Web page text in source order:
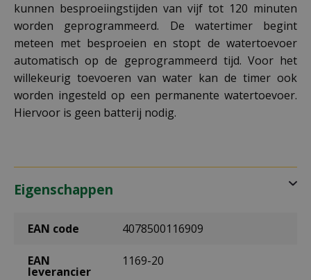
kunnen besproeiingstijden van vijf tot 120 minuten
worden geprogrammeerd. De watertimer begint
meteen met besproeien en stopt de watertoevoer
automatisch op de geprogrammeerd tijd. Voor het
willekeurig toevoeren van water kan de timer ook
worden ingesteld op een permanente watertoevoer.
Hiervoor is geen batterij nodig.
Eigenschappen
EAN code 4078500116909
EAN
leverancier
1169-20